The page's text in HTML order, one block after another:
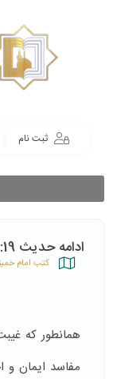
ثبت نام
ادامه حدیث 19: ضررهای اجتماعی غیبت
کتب امام
همانطور که
مفاسد ایمان و